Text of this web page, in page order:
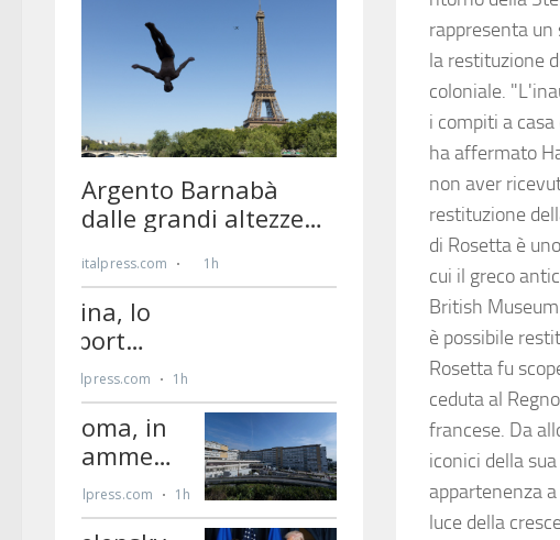
rappresenta
la restituzione
coloniale.
i compiti a
ha affermato
non aver
restituzione
di Rosetta è
cui il greco
British
è possibile
Rosetta fu
ceduta al
francese. Da
iconici della
appartenenza
luce della